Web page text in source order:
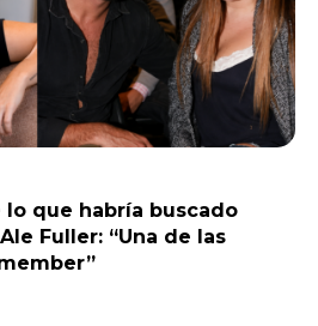
lo que habría buscado
Fuller: “Una de las